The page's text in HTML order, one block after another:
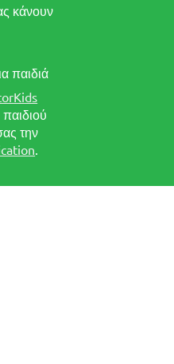
κάνουν
παιδιά
παιδιού
την
.